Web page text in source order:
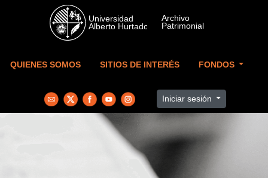
Skip to main content
QUIENES SOMOS SITIOS DE INTERÉS FONDOS
Iniciar sesión